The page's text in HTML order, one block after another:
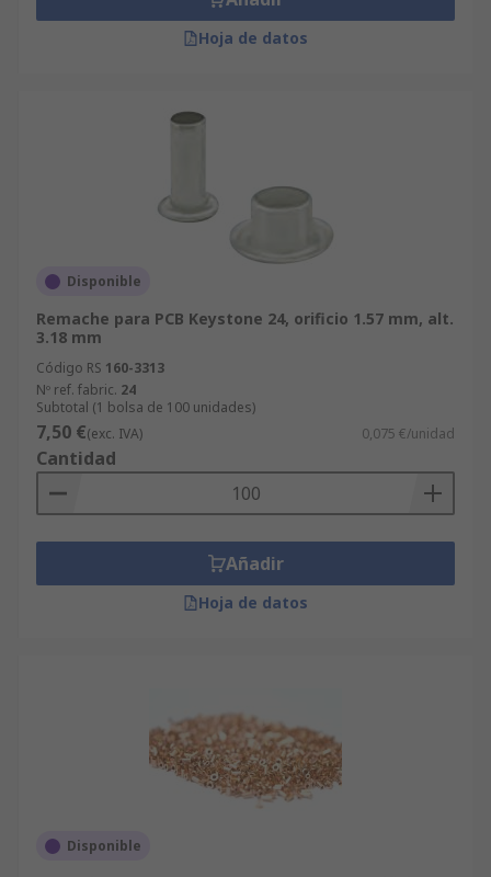
Hoja de datos
Disponible
Remache para PCB Keystone 24, orificio 1.57 mm, alt.
3.18 mm
Código RS 160-3313
Nº ref. fabric. 24
Subtotal (1 bolsa de 100 unidades)
7,50 €(exc. IVA) 0,075 €/unidad
Cantidad
Añadir
Hoja de datos
Disponible